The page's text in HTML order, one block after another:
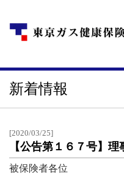
新着情報
[2020/03/25]
【公告第１６７号】
被保険者各位